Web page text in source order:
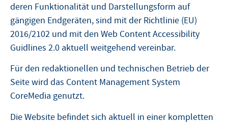
deren Funktionalität und Darstellungsform auf
gängigen Endgeräten, sind mit der Richtlinie (EU)
2016/2102 und mit den Web Content Accessibility
Guidlines 2.0 aktuell weitgehend vereinbar.
Für den redaktionellen und technischen Betrieb der
Seite wird das Content Management System
CoreMedia genutzt.
Die Website befindet sich aktuell in einer kompletten